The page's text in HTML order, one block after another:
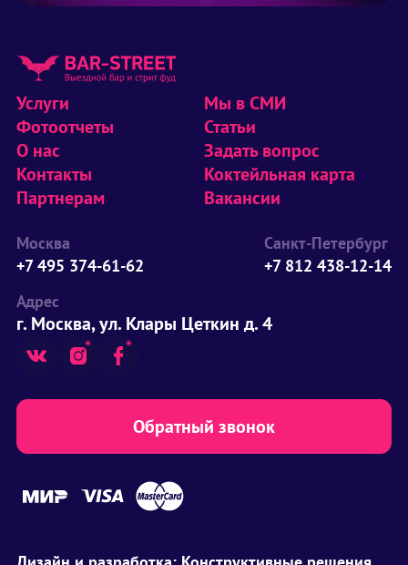
Услуги
Фотоотчеты
О нас
Контакты
Партнерам
Мы в СМИ
Статьи
Задать вопрос
Коктейльная карта
Вакансии
Москва
+7 495 374-61-62
Санкт-Петербург
+7 812 438-12-14
Адрес
г. Москва, ул. Клары Цеткин д. 4
Обратный звонок